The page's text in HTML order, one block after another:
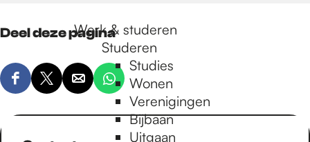
Werk & studeren
Studeren
Studies
Wonen
Verenigingen
Bijbaan
Uitgaan
Deel deze pagina
D
e
D
e
D
e
D
e